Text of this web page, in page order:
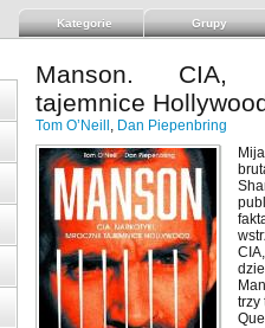
Kategorie Grupy
Manson. CIA,
tajemnice
Tom O’Neill , Dan Piepenbring
trzy